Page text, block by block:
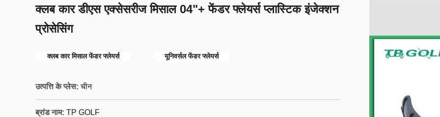
क्लब कार डीएस एक्सेसरीज मिसाल 04"+ फेंडर फ्लेयर्स प्लास्टिक इंजेक्शन
प्रोसेसिंग
क्लब कार मिसाल फेंडर फ्लेयर्स यूनिवर्सल फेंडर फ्लेयर्स
उत्पत्ति के प्लेस: चीन
ब्रांड नाम: TP GOLF